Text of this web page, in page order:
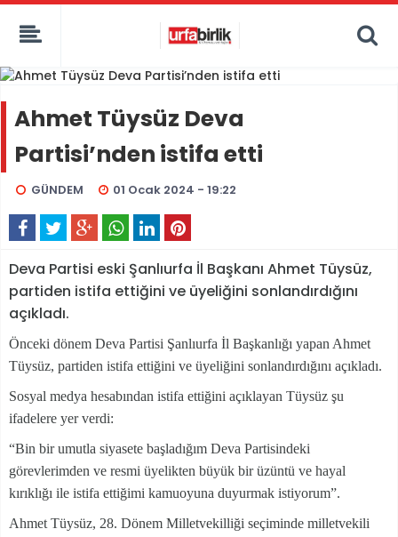
Ahmet Tüysüz Deva
Partisi’nden istifa etti
GÜNDEM 01 Ocak 2024 - 19:22
Deva Partisi eski Şanlıurfa İl Başkanı Ahmet Tüysüz,
partiden istifa ettiğini ve üyeliğini sonlandırdığını
açıkladı.
Önceki dönem Deva Partisi Şanlıurfa İl Başkanlığı yapan Ahmet
Tüysüz, partiden istifa ettiğini ve üyeliğini sonlandırdığını açıkladı.
Sosyal medya hesabından istifa ettiğini açıklayan Tüysüz şu
ifadelere yer verdi:
“Bin bir umutla siyasete başladığım Deva Partisindeki
görevlerimden ve resmi üyelikten büyük bir üzüntü ve hayal
kırıklığı ile istifa ettiğimi kamuoyuna duyurmak istiyorum”.
Ahmet Tüysüz, 28. Dönem Milletvekilliği seçiminde milletvekili